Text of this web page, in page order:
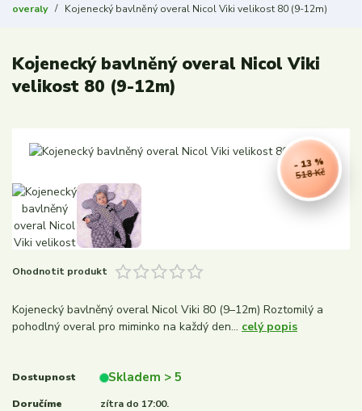
overaly
Kojenecký bavlněný overal Nicol Viki velikost 80 (9-12m)
Kojenecký bavlněný overal Nicol Viki
velikost 80 (9-12m)
518 Kč
- 13 %
Ohodnotit produkt
Kojenecký bavlněný overal Nicol Viki 80 (9–12m) Roztomilý a
pohodlný overal pro miminko na každý den... celý popis
Dostupnost Skladem > 5
Doručíme zítra do 17:00.